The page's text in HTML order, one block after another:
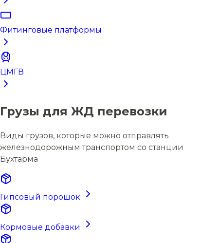
Фитинговые платформы
ЦМГВ
Грузы для ЖД перевозки
Виды грузов, которые можно отправлять
железнодорожным транспортом со станции
Бухтарма
Гипсовый порошок
Кормовые добавки